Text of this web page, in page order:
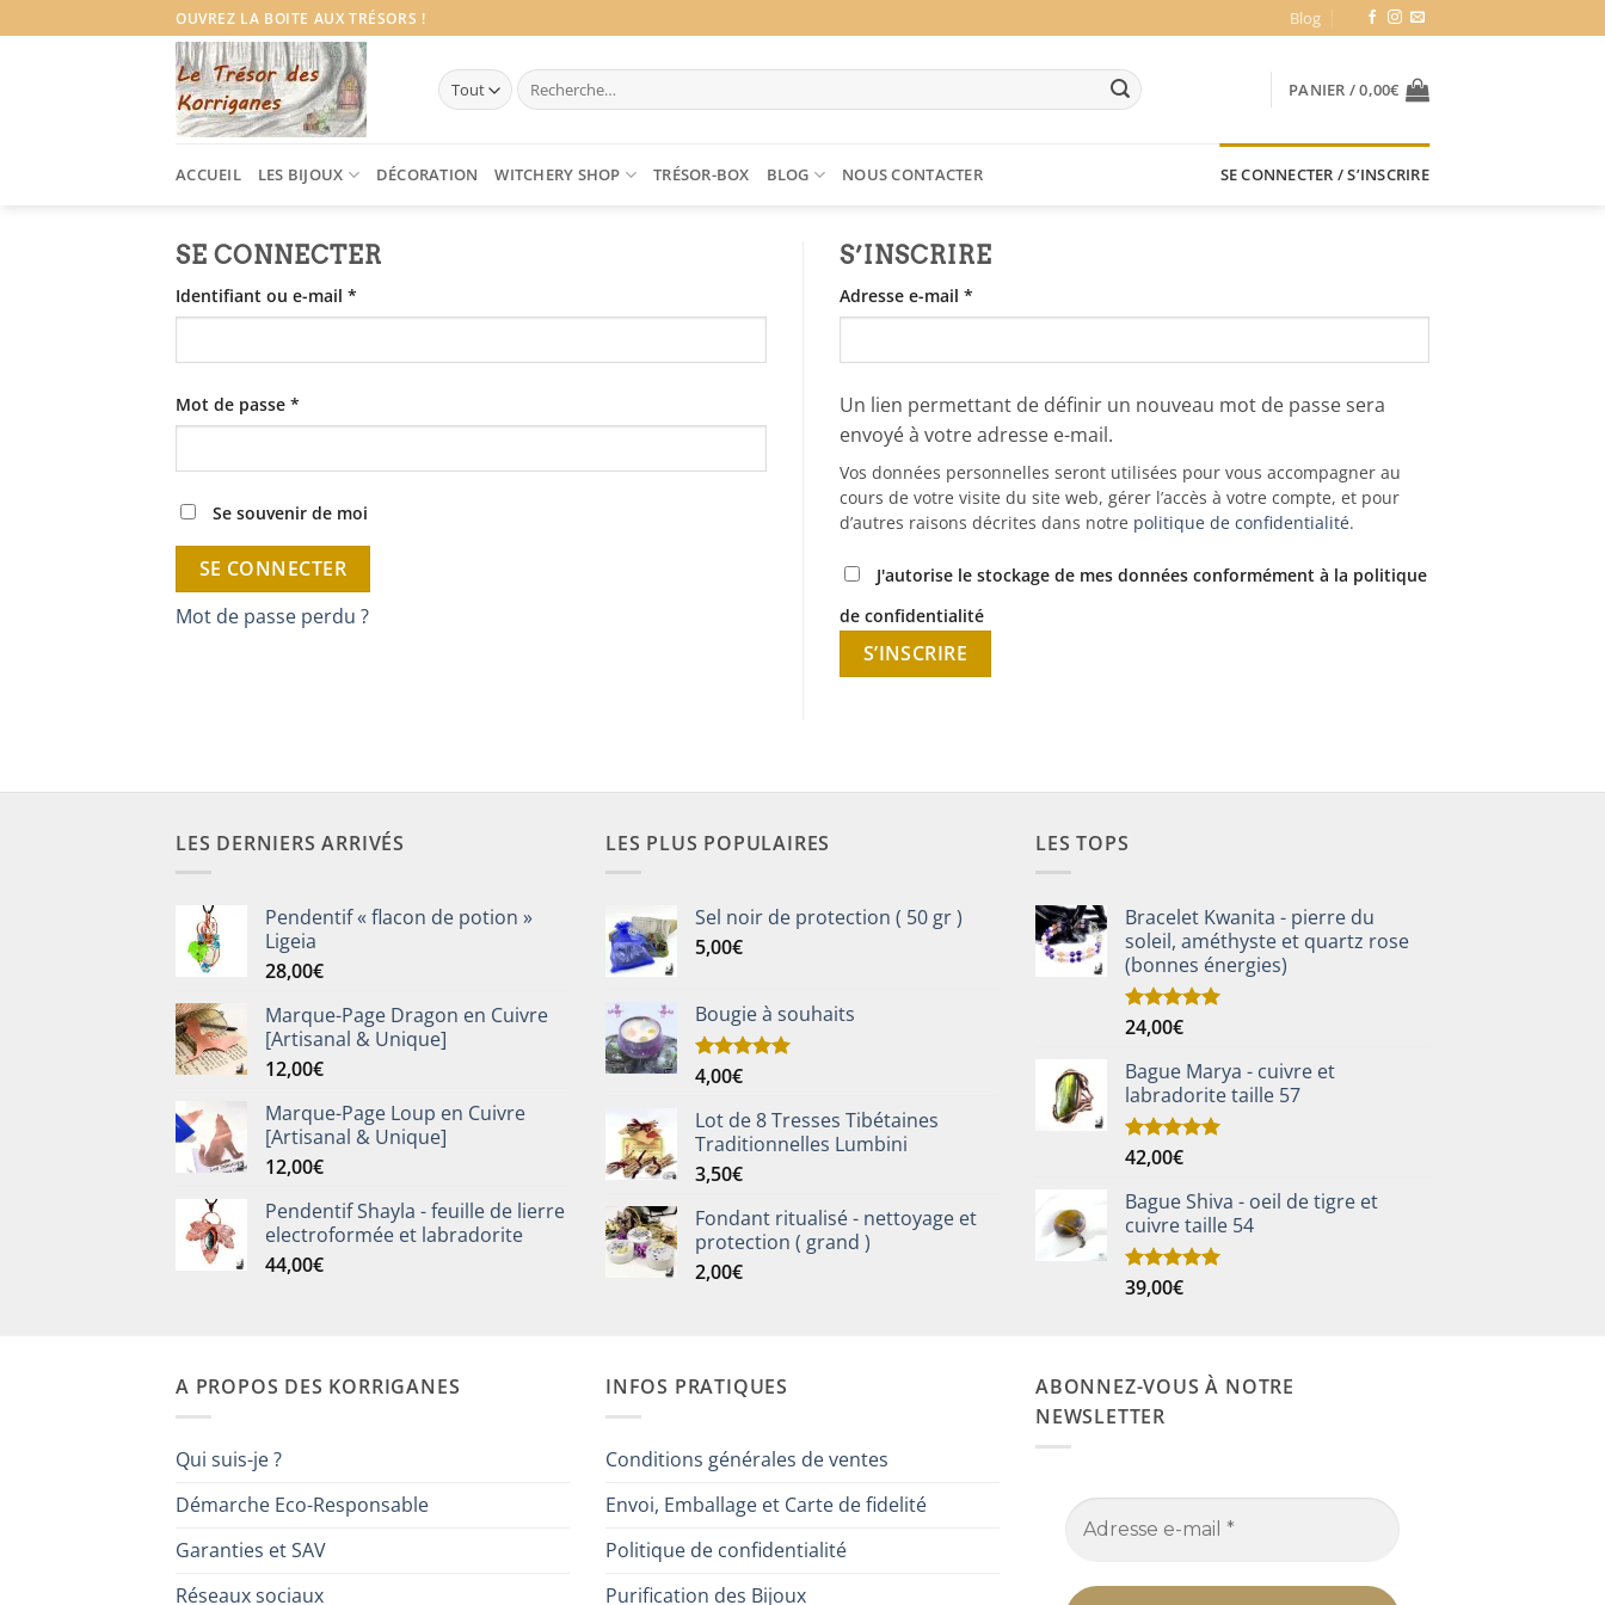
au
OUVREZ LA BOITE AUX TRÉSORS ! Blog
Recherche
pour :
PANIER /0,00€
ACCUEIL LES BIJOUX DÉCORATION WITCHERY SHOP TRÉSOR-BOX BLOG NOUS CONTACTER SE CONNECTER / S’INSCRIRE
SE CONNECTER
Identifiant ou e-mail *
Mot de passe *
Se souvenir de moi
SE CONNECTER
Mot de passe perdu ?
S’INSCRIRE
Adresse e-mail *
Un lien permettant de définir un nouveau mot de passe sera
envoyé à votre adresse e-mail.
Vos données personnelles seront utilisées pour vous accompagner au
cours de votre visite du site web, gérer l’accès à votre compte, et pour
d’autres raisons décrites dans notre politique de confidentialité.
J'autorise le stockage de mes données conformément à la politique
de confidentialité
S’INSCRIRE
LES DERNIERS ARRIVÉS
Pendentif « flacon de potion »
Ligeia
28,00€
Marque-Page Dragon en Cuivre
[Artisanal & Unique]
12,00€
Marque-Page Loup en Cuivre
[Artisanal & Unique]
12,00€
Pendentif Shayla - feuille de lierre
electroformée et labradorite
44,00€
LES PLUS POPULAIRES
Sel noir de protection ( 50 gr )
5,00€
Bougie à souhaits
Note5.00
4,00€
Lot de 8 Tresses Tibétaines
Traditionnelles Lumbini
3,50€
Fondant ritualisé - nettoyage et
protection ( grand )
2,00€
LES TOPS
Bracelet Kwanita - pierre du
soleil, améthyste et quartz rose
(bonnes énergies)
Note5.00
24,00€
Bague Marya - cuivre et
labradorite taille 57
Note5.00
42,00€
Bague Shiva - oeil de tigre et
cuivre taille 54
Note5.00
39,00€
A PROPOS DES KORRIGANES
Qui suis-je ?
Démarche Eco-Responsable
Garanties et SAV
Réseaux sociaux
INFOS PRATIQUES
Conditions générales de ventes
Envoi, Emballage et Carte de fidelité
Politique de confidentialité
Purification des Bijoux
ABONNEZ-VOUS À NOTRE
NEWSLETTER